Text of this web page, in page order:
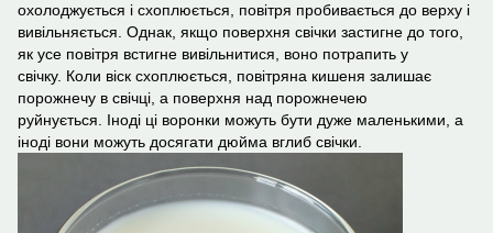
охолоджується і схоплюється, повітря пробивається до верху і
вивільняється. Однак, якщо поверхня свічки застигне до того,
як усе повітря встигне вивільнитися, воно потрапить у
свічку. Коли віск схоплюється, повітряна кишеня залишає
порожнечу в свічці, а поверхня над порожнечею
руйнується. Іноді ці воронки можуть бути дуже маленькими, а
іноді вони можуть досягати дюйма вглиб свічки.